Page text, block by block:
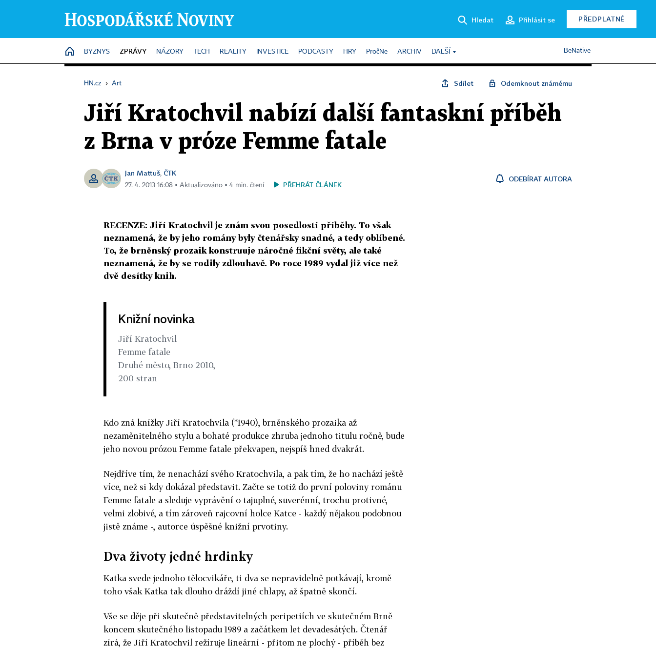
Hledat Přihlásit se PŘEDPLATNÉ
HOME
BYZNYS ZPRÁVY NÁZORY TECH REALITY INVESTICE PODCASTY HRY PročNe ARCHIV DALŠÍ BeNative
HN.cz › Art Sdílet Odemknout známému
Jiří Kratochvil nabízí další fantaskní příběh
z Brna v próze Femme fatale
Jan Mattuš, ČTK
27. 4. 2013 16:08 ▪ Aktualizováno ▪ 4 min. čtení PŘEHRÁT ČLÁNEK
ODEBÍRAT AUTORA
RECENZE: Jiří Kratochvil je znám svou posedlostí příběhy. To však
neznamená, že by jeho romány byly čtenářsky snadné, a tedy oblíbené.
To, že brněnský prozaik konstruuje náročné fikční světy, ale také
neznamená, že by se rodily zdlouhavě. Po roce 1989 vydal již více než
dvě desítky knih.
Knižní novinka
Jiří Kratochvil
Femme fatale
Druhé město, Brno 2010,
200 stran
Kdo zná knížky Jiří Kratochvila (*1940), brněnského prozaika až
nezaměnitelného stylu a bohaté produkce zhruba jednoho titulu ročně, bude
jeho novou prózou Femme fatale překvapen, nejspíš hned dvakrát.
Nejdříve tím, že nenachází svého Kratochvila, a pak tím, že ho nachází ještě
více, než si kdy dokázal představit. Začte se totiž do první poloviny románu
Femme fatale a sleduje vyprávění o tajuplné, suverénní, trochu protivné,
velmi zlobivé, a tím zároveň rajcovní holce Katce - každý nějakou podobnou
jistě známe -, autorce úspěšné knižní prvotiny.
Dva životy jedné hrdinky
Katka svede jednoho tělocvikáře, ti dva se nepravidelně potkávají, kromě
toho však Katka tak dlouho dráždí jiné chlapy, až špatně skončí.
Vše se děje při skutečně představitelných peripetiích ve skutečném Brně
koncem skutečného listopadu 1989 a začátkem let devadesátých. Čtenář
zírá, že Jiří Kratochvil režíruje lineární - přitom ne plochý - příběh bez